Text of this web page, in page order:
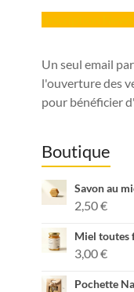
Un seul email
l'ouverture des
pour bénéficier
Boutique
Savon au
2,50€
Miel toutes
3,00€
Pochette